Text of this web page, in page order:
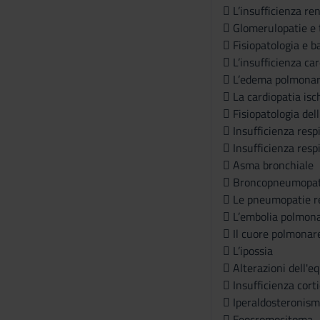
 L’insufficienza
 Glomerulopatie
 Fisiopatologia e
 L’insufficienza
 L’edema
 La cardiopatia
 Fisiopatologia
 Insufficienza
 Insufficienza
 Asma bronchiale

 Le pneumopatie
 L’embolia
 Il cuore
 L’ipossia
 Alterazioni
 Insufficienza
